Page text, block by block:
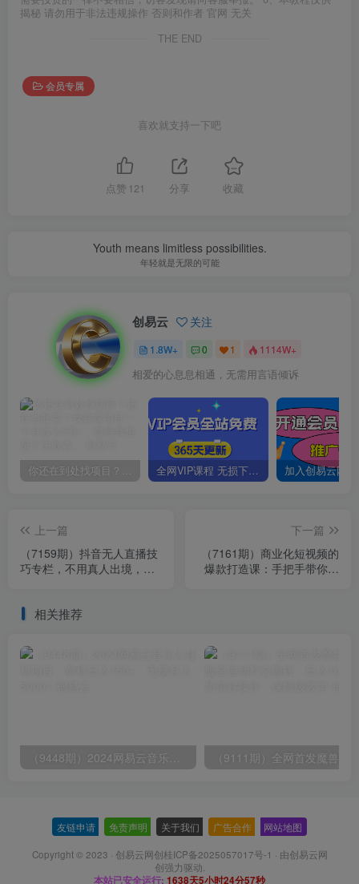
揭秘 请勿用于非法违规操作 否则和作者 官网 无关
THE END
会员专属
喜欢就支持一下吧
点赞 121 分享 收藏
Youth means limitless possibilities.
年轻就是无限的可能
创易云 关注
1.8W+ 0 1 1114W+
相爱的心息息相通，无需用言语倾诉
你还在到处找项目？还在当韭菜？我靠卖项目一个月收入5万+，曾经我也是个失败者。 全网VIP课程 无损下载~
上一篇
（7159期）抖音无人直播技
巧专栏，不用真人出境，小
下一篇
（7161期）商业化短视频的
爆款打造课：手把手带你揭
相关推荐
友链申请 免责声明 关于我们 广告合作 网站地图
Copyright © 2023 · 创易云网创桂ICP备2025057017号-1 · 由创易云网
创强力驱动.
本站已安全运行: 1638天5小时24分57秒